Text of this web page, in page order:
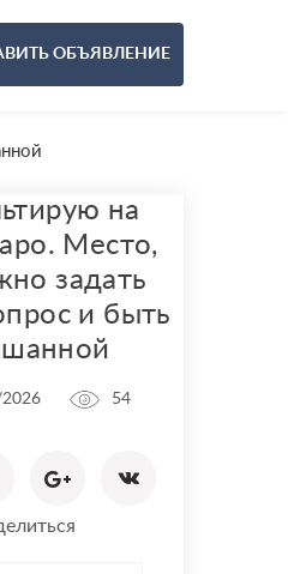
ОБЪЯВЛЕНИЕ
на
Место,
задать
и быть
54